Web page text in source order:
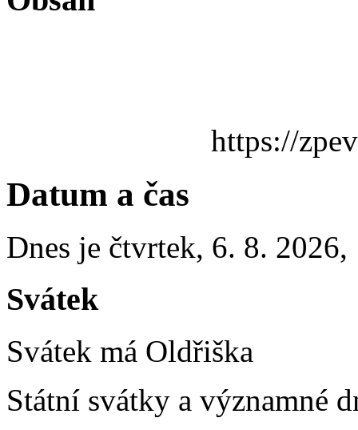
https://
Datum a čas
Dnes je čtvrtek, 6. 8. 2026,
Svátek
Svátek má Oldřiška
Státní svátky a významné